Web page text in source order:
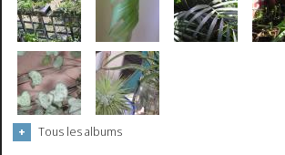
Tous les albums